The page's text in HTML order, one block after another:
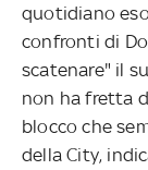
quotidiano
confronti di
scatenare" il
non ha fretta
blocco che
della City,